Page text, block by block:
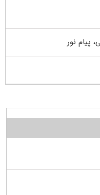
پیام نور